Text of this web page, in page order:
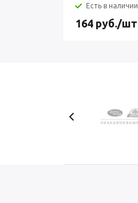
Есть в наличии
164 руб./шт